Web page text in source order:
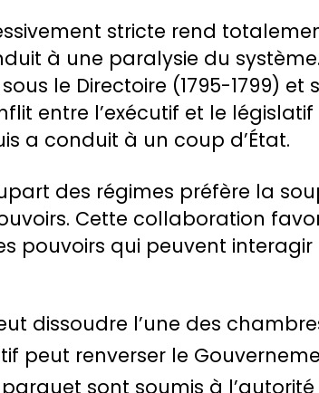
stricte rend
à une paralysie du
le Directoire (1795-1799) et
entre l’exécutif et le
a conduit à un coup d’État.
des régimes préfère la
Cette collaboration
pouvoirs qui peuvent interagir
dissoudre l’une des
peut renverser le
sont soumis à